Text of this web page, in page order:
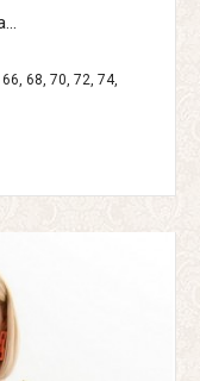
68, 70, 72, 74,